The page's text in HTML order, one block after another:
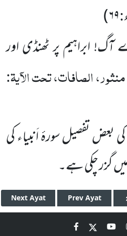
۶۹)
ابراہیم پر ٹھنڈی اور
الصافات، تحت الآیۃ:
بعض تفصیل سورۂ اَنبیاء کی
گزر چکی ہے۔
Next Ayat Prev Ayat